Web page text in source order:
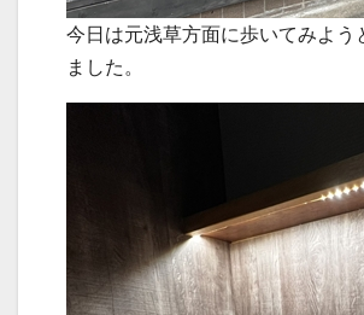
今日は元浅草方面に歩いてみよ
ました。